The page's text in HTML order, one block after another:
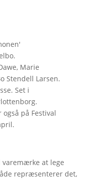
Marie
Stendell Larsen.
Set i
på Festival
at lege
repræsenterer det,